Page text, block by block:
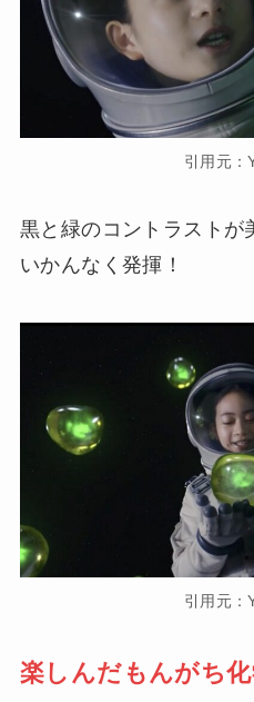
引用元：
黒と緑のコントラストが
いかんなく発揮！
引用元：
楽しんだもんがち化